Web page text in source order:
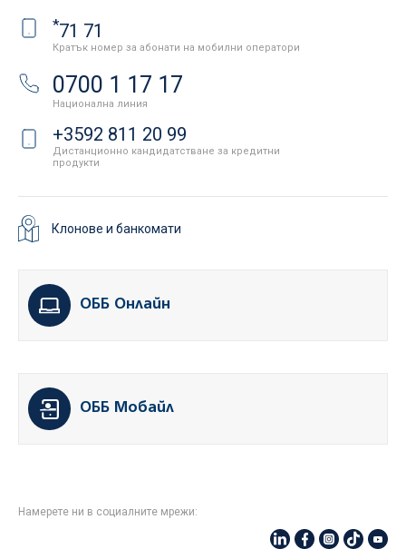
*71 71
Кратък номер за абонати на мобилни оператори
0700 1 17 17
Национална линия
+3592 811 20 99
Дистанционно кандидатстване за кредитни
продукти
Клонове и банкомати
ОББ Онлайн
ОББ Мобайл
Намерете ни в социалните мрежи: